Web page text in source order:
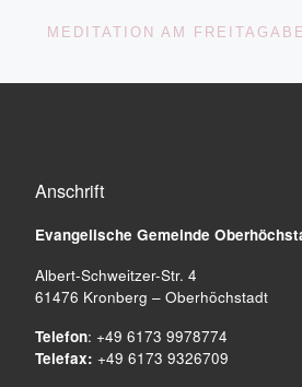
MEDITATION AM
Anschrift
Evangelische Gemeinde
Albert-Schweitzer-Str. 4
61476 Kronberg – Oberhöchstadt
Telefon: +49 6173 9978774
Telefax: +49 6173 9326709